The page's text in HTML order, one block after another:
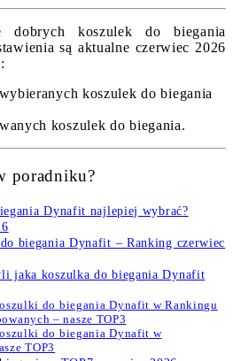
dobrych koszulek do biegania
są aktualne czerwiec 2026
koszulek do biegania
koszulek do biegania.
poradniku?
Dynafit najlepiej wybrać?
biegania Dynafit – Ranking czerwiec
jaka koszulka do biegania Dynafit
do biegania Dynafit w Rankingu
– nasze TOP3
do biegania Dynafit w
TOP3